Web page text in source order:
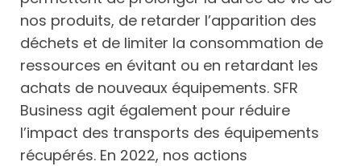
nos produits, de retarder l’apparition des
déchets et de limiter la consommation de
ressources en évitant ou en retardant les
achats de nouveaux équipements. SFR
Business agit également pour réduire
l’impact des transports des équipements
récupérés. En 2022, nos actions